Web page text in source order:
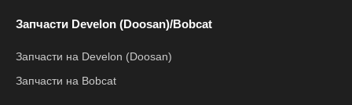
Запчасти Develon (Doosan)/Bobcat
Запчасти на Develon (Doosan)
Запчасти на Bobcat